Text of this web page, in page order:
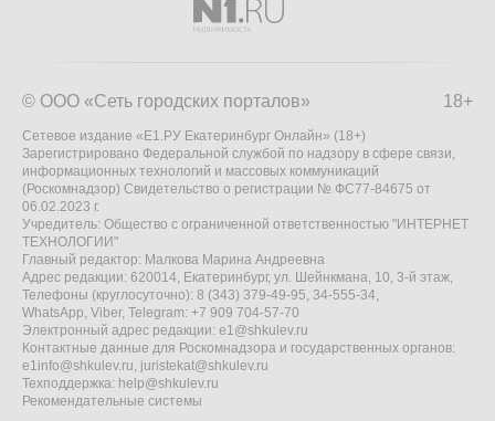
18+
© ООО «Сеть городских порталов»
Сетевое издание «Е1.РУ Екатеринбург Онлайн» (18+)
Зарегистрировано Федеральной службой по надзору в сфере связи,
информационных технологий и массовых коммуникаций
(Роскомнадзор) Свидетельство о регистрации № ФС77-84675 от
06.02.2023 г.
Учредитель: Общество с ограниченной ответственностью "ИНТЕРНЕТ
ТЕХНОЛОГИИ"
Главный редактор: Малкова Марина Андреевна
Адрес редакции: 620014, Екатеринбург, ул. Шейнкмана, 10, 3-й этаж,
Телефоны (круглосуточно): 8 (343) 379-49-95, 34-555-34,
WhatsApp, Viber, Telegram: +7 909 704-57-70
Электронный адрес редакции: e1@shkulev.ru
Контактные данные для Роскомнадзора и государственных органов:
e1info@shkulev.ru, juristekat@shkulev.ru
Техподдержка: help@shkulev.ru
Рекомендательные системы